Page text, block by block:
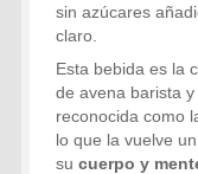
sin azúcares
claro.
Esta bebida es la
de avena barista
reconocida como
lo que la vuelve un
sucuerpo y